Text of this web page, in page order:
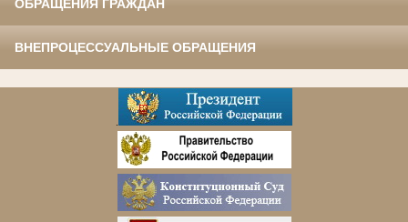
ОБРАЩЕНИЯ ГРАЖДАН
ВНЕПРОЦЕССУАЛЬНЫЕ ОБРАЩЕНИЯ
.